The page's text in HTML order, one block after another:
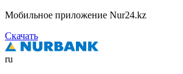
Мобильное приложение Nur24.kz
Скачать
ru